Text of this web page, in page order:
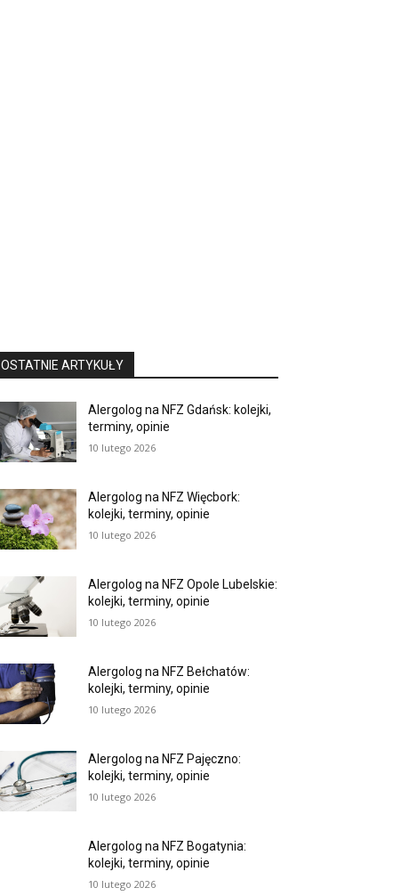
OSTATNIE ARTYKUŁY
Alergolog na NFZ Gdańsk: kolejki,
terminy, opinie
10 lutego 2026
Alergolog na NFZ Więcbork:
kolejki, terminy, opinie
10 lutego 2026
Alergolog na NFZ Opole Lubelskie:
kolejki, terminy, opinie
10 lutego 2026
Alergolog na NFZ Bełchatów:
kolejki, terminy, opinie
10 lutego 2026
Alergolog na NFZ Pajęczno:
kolejki, terminy, opinie
10 lutego 2026
Alergolog na NFZ Bogatynia:
kolejki, terminy, opinie
10 lutego 2026